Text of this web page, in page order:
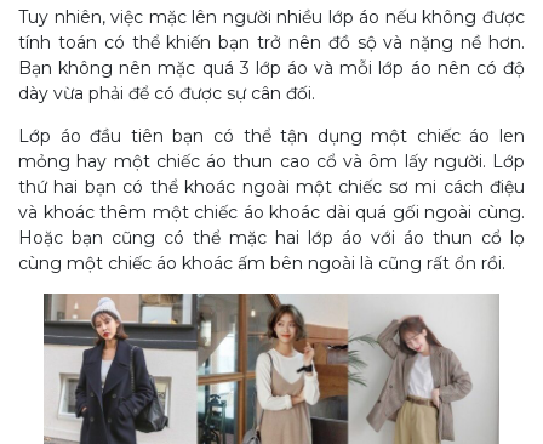
Tuy nhiên, việc mặc lên người nhiều lớp áo nếu không được
tính toán có thể khiến bạn trở nên đồ sộ và nặng nề hơn.
Bạn không nên mặc quá 3 lớp áo và mỗi lớp áo nên có độ
dày vừa phải để có được sự cân đối.
Lớp áo đầu tiên bạn có thể tận dụng một chiếc áo len
mỏng hay một chiếc áo thun cao cổ và ôm lấy người. Lớp
thứ hai bạn có thể khoác ngoài một chiếc sơ mi cách điệu
và khoác thêm một chiếc áo khoác dài quá gối ngoài cùng.
Hoặc bạn cũng có thể mặc hai lớp áo với áo thun cổ lọ
cùng một chiếc áo khoác ấm bên ngoài là cũng rất ổn rồi.